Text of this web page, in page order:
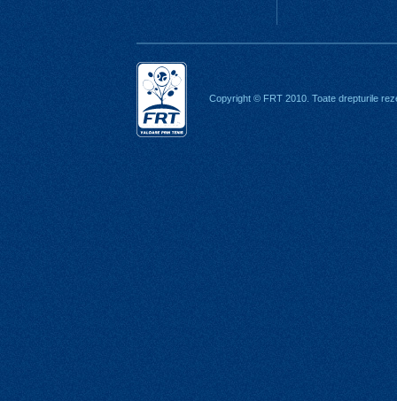
Copyright © FRT 2010. Toate drepturile